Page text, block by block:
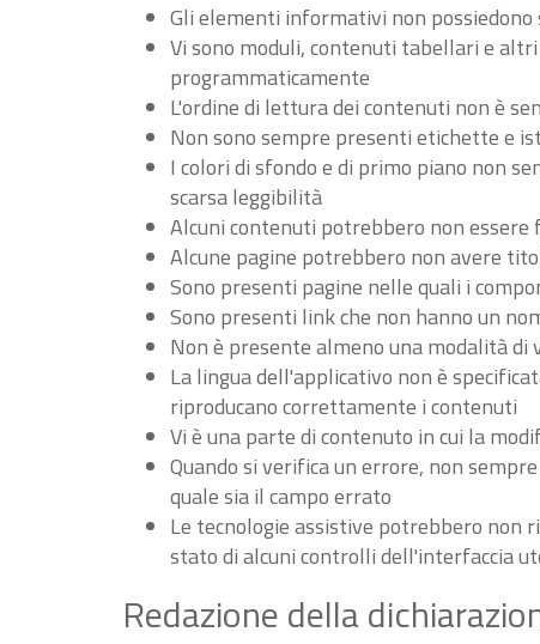
Gli elementi informativi non
Vi sono moduli, contenuti tabellari e
programmaticamente
L'ordine di lettura dei contenuti non è
Non sono sempre presenti etichette e
I colori di sfondo e di primo piano non
scarsa leggibilità
Alcuni contenuti potrebbero non
Alcune pagine potrebbero non avere
Sono presenti pagine nelle quali i
Sono presenti link che non hanno un
Non è presente almeno una modalità
La lingua dell'applicativo non è
riproducano correttamente i contenuti
Vi è una parte di contenuto in cui la
Quando si verifica un errore, non
quale sia il campo errato
Le tecnologie assistive potrebbero non
stato di alcuni controlli dell'interfaccia
Redazione della